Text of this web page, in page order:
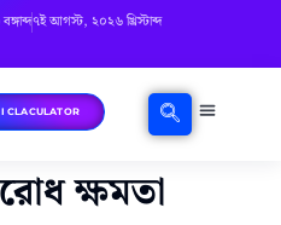
৭ই আগস্ট, ২০২৬ খ্রিস্টাব্দ
CLACULATOR
ক্ষমতা